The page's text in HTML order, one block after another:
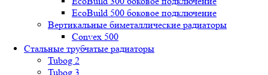
EcoBuild 500 боковое подключение
Вертикальные биметаллические радиаторы
Convex 500
Стальные трубчатые радиаторы
Tubog 2
Tubog 3